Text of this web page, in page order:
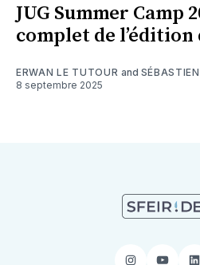
JUG Summer Camp
complet de l’édition
ERWAN LE TUTOUR and
8 septembre 2025